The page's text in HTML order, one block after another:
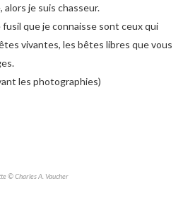
alors je suis chasseur.
que je connaisse sont ceux qui
vivantes, les bêtes libres que vous
les photographies)
© Charles A. Vaucher